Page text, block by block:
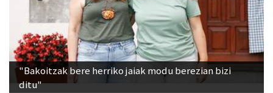
"Bakoitzak bere herriko jaiak modu berezian bizi
ditu"